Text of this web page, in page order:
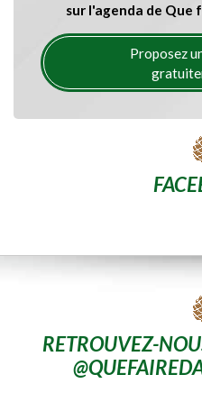
sur l'agenda de Que
Proposez
RETROUVEZ-